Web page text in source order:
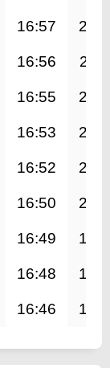
16:57
16:56
16:55
16:53
16:52
16:50
16:49
16:48
16:46